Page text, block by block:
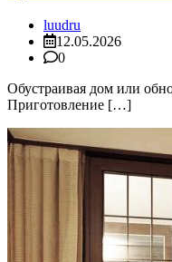
luudru
12.05.2026
0
Обустраивая дом или
Приготовление […]